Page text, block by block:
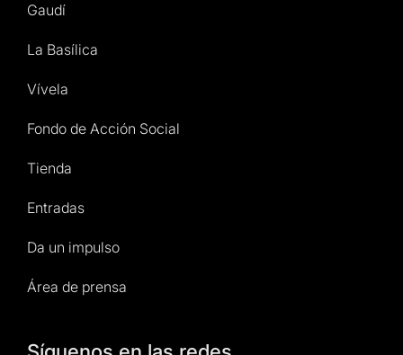
Gaudí
La Basílica
Vívela
Fondo de Acción Social
Tienda
Entradas
Da un impulso
Área de prensa